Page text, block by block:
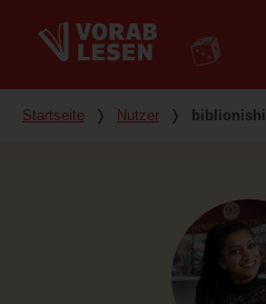
Du bist hier
Startseite ❭ Nutzer ❭ biblionishi